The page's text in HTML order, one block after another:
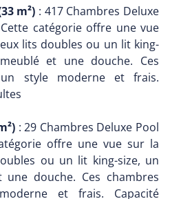
m²) : 417 Chambres Deluxe
catégorie offre une vue
lits doubles ou un lit king-
et une douche. Ces
style moderne et frais.
: 29 Chambres Deluxe Pool
offre une vue sur la
ou un lit king-size, un
douche. Ces chambres
et frais. Capacité